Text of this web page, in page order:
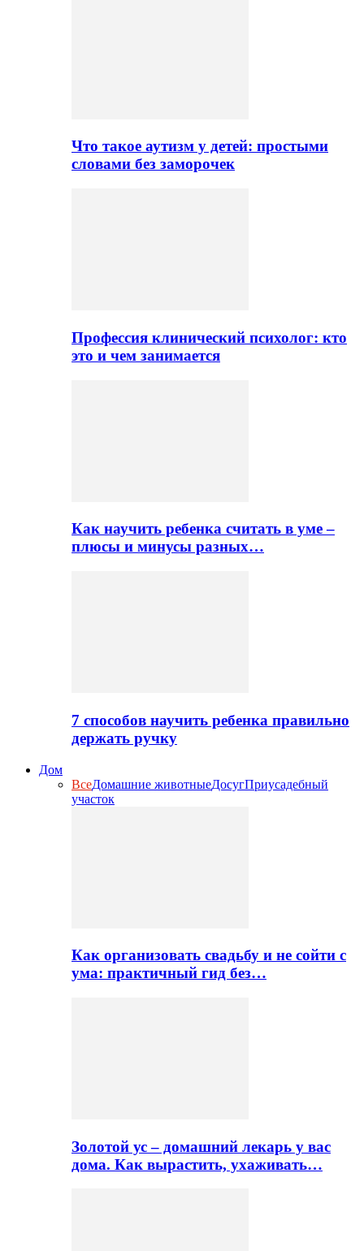
Что такое аутизм у детей: простыми
словами без заморочек
Профессия клинический психолог: кто
это и чем занимается
Как научить ребенка считать в уме –
плюсы и минусы разных…
7 способов научить ребенка правильно
держать ручку
Дом
ВсеДомашние животныеДосугПриусадебный
участок
Как организовать свадьбу и не сойти с
ума: практичный гид без…
Золотой ус – домашний лекарь у вас
дома. Как вырастить, ухаживать…